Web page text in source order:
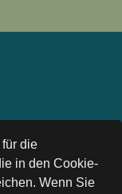
die
in den Cookie-
Wenn Sie